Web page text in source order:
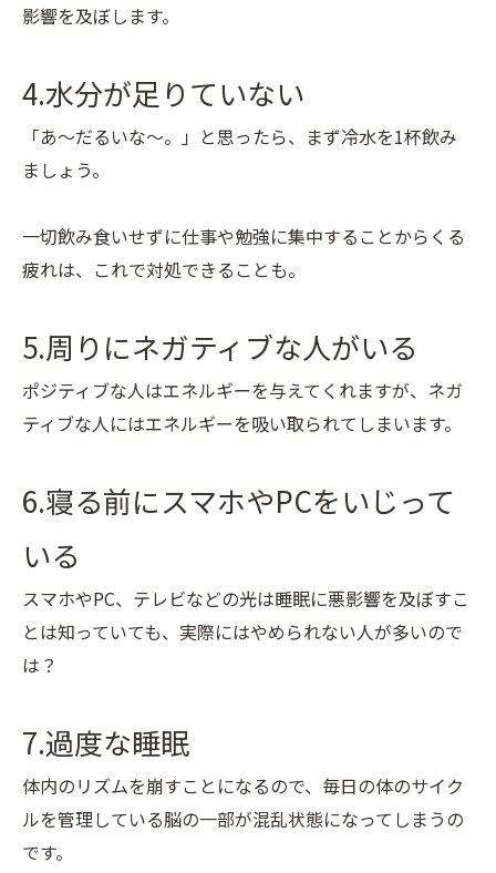
影響を及ぼします。
4.水分が足りていない
「あ〜だるいな〜。」と思ったら、まず冷水を1杯飲み
ましょう。
一切飲み食いせずに仕事や勉強に集中することからくる
疲れは、これで対処できることも。
5.周りにネガティブな人がいる
ポジティブな人はエネルギーを与えてくれますが、ネガ
ティブな人にはエネルギーを吸い取られてしまいます。
6.寝る前にスマホやPCをいじって
いる
スマホやPC、テレビなどの光は睡眠に悪影響を及ぼすこ
とは知っていても、実際にはやめられない人が多いので
は？
7.過度な睡眠
体内のリズムを崩すことになるので、毎日の体のサイク
ルを管理している脳の一部が混乱状態になってしまうの
です。